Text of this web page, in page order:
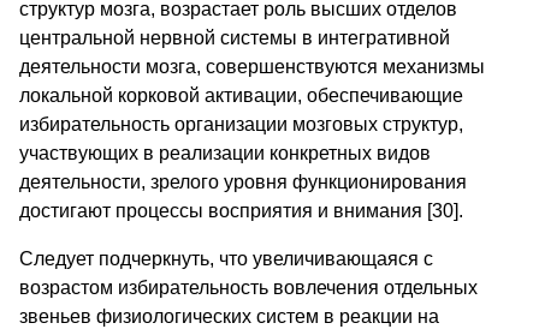
структур мозга, возрастает роль высших отделов
центральной нервной системы в интегративной
деятельности мозга, совершенствуются механизмы
локальной корковой активации, обеспечивающие
избирательность организации мозговых структур,
участвующих в реализации конкретных видов
деятельности, зрелого уровня функционирования
достигают процессы восприятия и внимания [30].
Следует подчеркнуть, что увеличивающаяся с
возрастом избирательность вовлечения отдельных
звеньев физиологических систем в реакции на